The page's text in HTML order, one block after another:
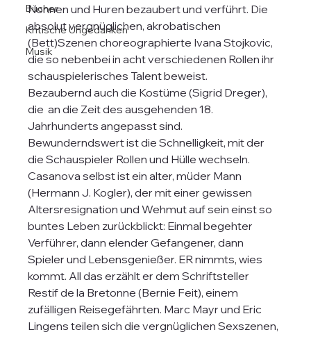
Bücher
Kritische Ungedanken
Musik
Nonnen und Huren bezaubert und verführt. Die
absolut vergnüglichen, akrobatischen
(Bett)Szenen choreographierte Ivana Stojkovic,
die so nebenbei in acht verschiedenen Rollen ihr
schauspielerisches Talent beweist.
Bezaubernd auch die Kostüme (Sigrid Dreger),
die  an die Zeit des ausgehenden 18.
Jahrhunderts angepasst sind.
Bewunderndswert ist die Schnelligkeit, mit der
die Schauspieler Rollen und Hülle wechseln.
Casanova selbst ist ein alter, müder Mann
(Hermann J. Kogler), der mit einer gewissen
Altersresignation und Wehmut auf sein einst so
buntes Leben zurückblickt: Einmal begehter
Verführer, dann elender Gefangener, dann
Spieler und Lebensgenießer. ER nimmts, wies
kommt. All das erzählt er dem Schriftsteller
Restif de la Bretonne (Bernie Feit), einem
zufälligen Reisegefährten. Marc Mayr und Eric
Lingens teilen sich die vergnüglichen Sexszenen,